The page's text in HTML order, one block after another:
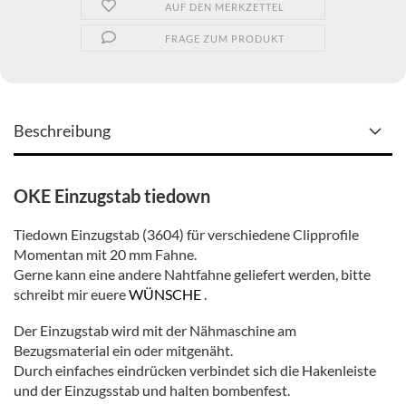
AUF DEN MERKZETTEL
FRAGE ZUM PRODUKT
Beschreibung
OKE Einzugstab tiedown
Tiedown Einzugstab (3604) für verschiedene Clipprofile
Momentan mit 20 mm Fahne.
Gerne kann eine andere Nahtfahne geliefert werden, bitte
schreibt mir euereWÜNSCHE.
Der Einzugstab wird mit der Nähmaschine am
Bezugsmaterial ein oder mitgenäht.
Durch einfaches eindrücken verbindet sich die Hakenleiste
und der Einzugsstab und halten bombenfest.